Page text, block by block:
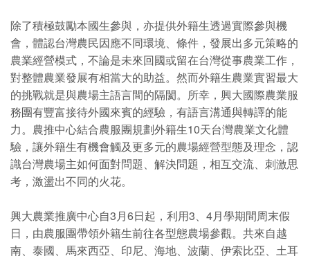
除了積極鼓勵本國生參與，亦提供外籍生透過實際參與機
會，體認台灣農民因應不同環境、條件，發展出多元策略的
農業經營模式，不論是未來回國或留在台灣從事農業工作，
對整體農業發展有相當大的助益。然而外籍生農業實習最大
的挑戰就是與農場主語言間的隔閡。所幸，興大國際農業服
務團有豐富接待外國來賓的經驗，有語言溝通與轉譯的能
力。農推中心結合農服團規劃外籍生10天台灣農業文化體
驗，讓外籍生有機會觸及更多元的農場經營型態及理念，認
識台灣農場主如何面對問題、解決問題，相互交流、刺激思
考，激盪出不同的火花。
興大農業推廣中心自3月6日起，利用3、4月學期間周末假
日，由農服團帶領外籍生前往各型態農場參觀。共來自越
南、泰國、馬來西亞、印尼、海地、波蘭、伊索比亞、土耳